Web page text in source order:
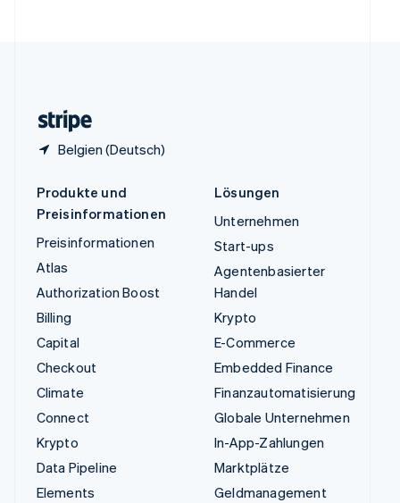
Belgien (Deutsch)
Produkte und
Preisinformationen
Preisinformationen
Atlas
Authorization Boost
Billing
Capital
Checkout
Climate
Connect
Krypto
Data Pipeline
Elements
Lösungen
Unternehmen
Start-ups
Agentenbasierter
Handel
Krypto
E-Commerce
Embedded Finance
Finanzautomatisierung
Globale Unternehmen
In-App-Zahlungen
Marktplätze
Geldmanagement